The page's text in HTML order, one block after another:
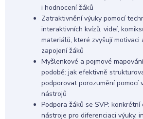
i hodnocení žáků
Zatraktivnění výuky pomocí
interaktivních kvízů, videí,
materiálů, které zvyšují motivaci
zapojení žáků
Myšlenkové a pojmové
podobě: jak efektivně
podporovat porozumění pomocí
nástrojů
Podpora žáků se SVP: konkrétní
nástroje pro diferenciaci výuky,